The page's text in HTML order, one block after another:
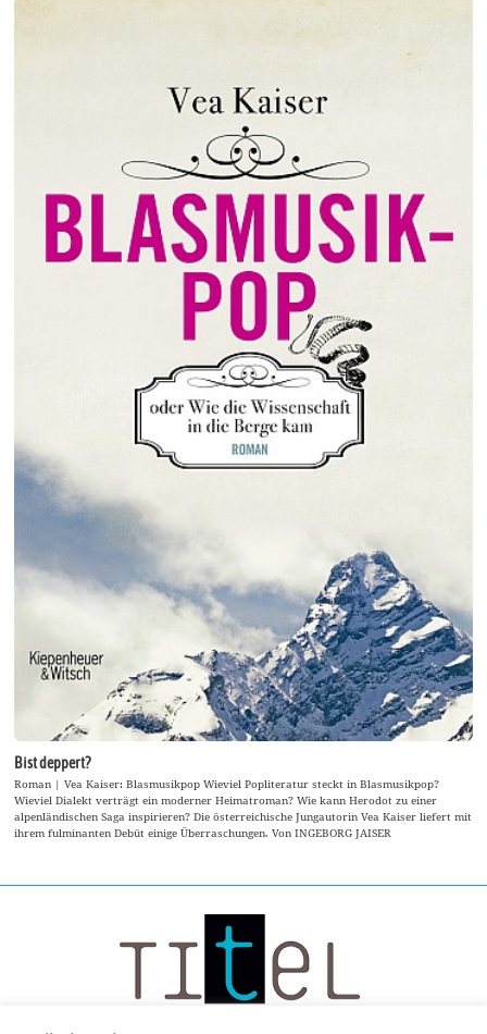
Bist deppert?
Roman | Vea Kaiser: Blasmusikpop Wieviel Popliteratur steckt in Blasmusikpop?
Wieviel Dialekt verträgt ein moderner Heimatroman? Wie kann Herodot zu einer
alpenländischen Saga inspirieren? Die österreichische Jungautorin Vea Kaiser liefert mit
ihrem fulminanten Debüt einige Überraschungen. Von INGEBORG JAISER